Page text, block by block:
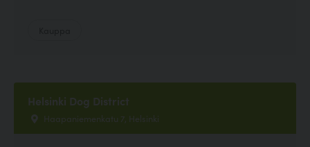
Helsinki Dog District
Haapaniemenkatu 7, Helsinki